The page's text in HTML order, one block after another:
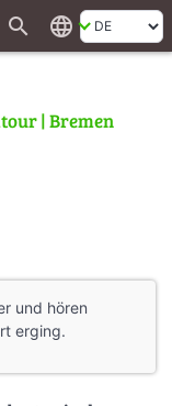
search language
| Bremen
und hören
erging.